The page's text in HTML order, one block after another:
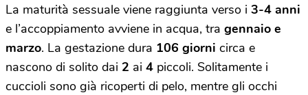
La maturità sessuale viene raggiunta verso i 3-4 anni
e l’accoppiamento avviene in acqua, tra gennaio e
marzo. La gestazione dura 106 giorni circa e
nascono di solito dai 2 ai 4 piccoli. Solitamente i
cuccioli sono già ricoperti di pelo, mentre gli occhi